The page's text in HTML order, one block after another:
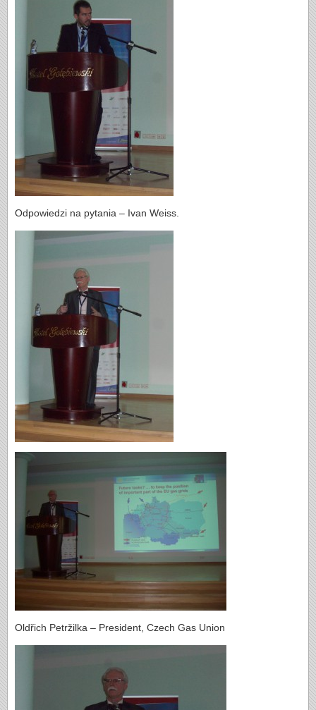
Odpowiedzi na pytania – Ivan Weiss.
Oldřich Petržilka – President, Czech Gas Union